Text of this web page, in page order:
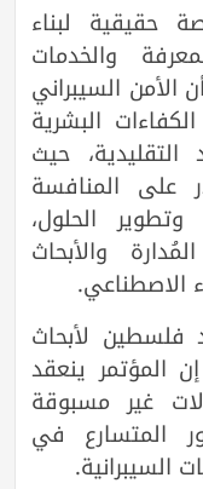
حقيقية لبناء
والخدمات
الأمن السيبراني
البشرية
حيث
على المنافسة
وتطوير الحلول،
والأبحاث
الاصطناعي.
لأبحاث
المؤتمر ينعقد
غير مسبوقة
المتسارع في
السيبرانية.